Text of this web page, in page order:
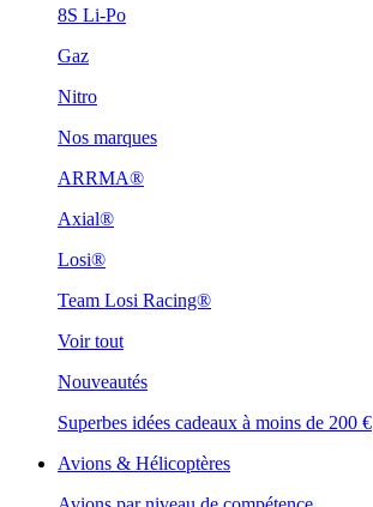
8S Li-Po
Gaz
Nitro
Nos marques
ARRMA®
Axial®
Losi®
Team Losi Racing®
Voir tout
Nouveautés
Superbes idées cadeaux à moins de 200 €
Avions & Hélicoptères